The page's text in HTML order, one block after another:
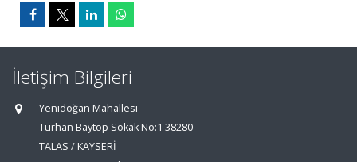
İletişim Bilgileri
Yenidoğan Mahallesi
Turhan Baytop Sokak No:1 38280
TALAS / KAYSERİ